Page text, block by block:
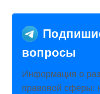
вопросы
Информация о
правовой сферы: